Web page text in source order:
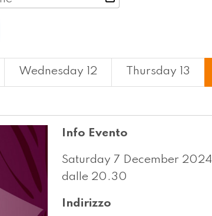
Wednesday 12 Thursday 13
Info Evento
Saturday 7 December 2024
dalle 20.30
Indirizzo